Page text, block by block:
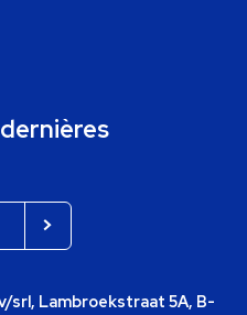
srl, Lambroekstraat 5A, B-